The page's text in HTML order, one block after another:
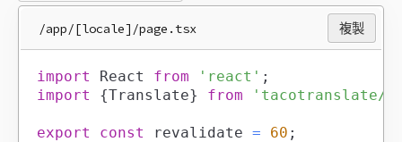
/app/[locale]/page.tsx 複製
import React from 'react' ;
import
{Translate} from 'tacotranslate/
export const revalidate = 60 ;